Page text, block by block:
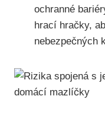
ochranné
hrací hračky,
nebezpečných